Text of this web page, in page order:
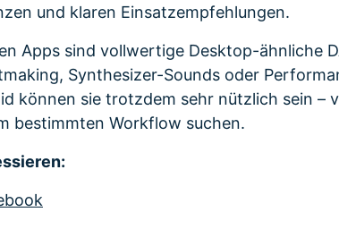
und klaren Einsatzempfehlungen.
Apps sind vollwertige Desktop-ähnliche
Synthesizer-Sounds oder
können sie trotzdem sehr nützlich sein –
bestimmten Workflow suchen.